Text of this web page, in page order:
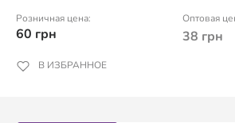
Розничная цена:
60 грн
Оптовая
38 грн
В ИЗБРАННОЕ